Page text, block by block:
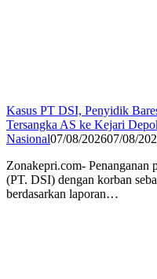
Kasus PT DSI, Penyidik
Tersangka AS ke Kejari
Nasional07/08/202607/08/
Zonakepri.com- Penanganan
(PT. DSI) dengan korban
berdasarkan laporan…